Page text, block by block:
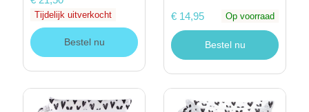
Tijdelijk uitverkocht
Bestel nu
€ 14,95
Op voorraad
Bestel nu